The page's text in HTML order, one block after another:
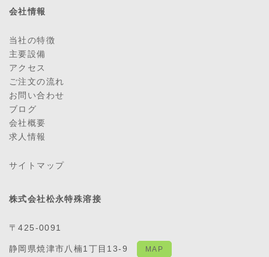
会社情報
当社の特徴
主要設備
アクセス
ご注文の流れ
お問い合わせ
ブログ
会社概要
求人情報
サイトマップ
株式会社松永特殊溶接
〒425-0091
静岡県焼津市八楠1丁目13-9 MAP